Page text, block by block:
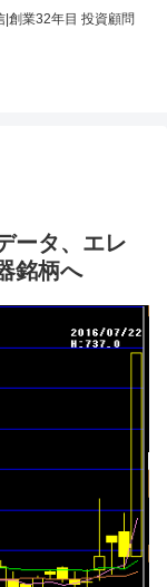
|創業32年目 投資顧問
ータ、エレ
銘柄へ